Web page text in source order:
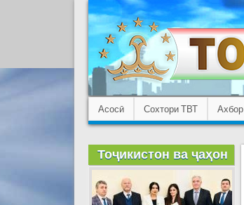
Асосӣ Сохтори ТВТ Ахбор
Тоҷикистон ва ҷаҳон